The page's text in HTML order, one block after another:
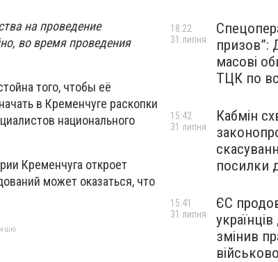
на проведение
во время проведения
того, чтобы её
в Кременчуге раскопки
национального
Кременчуга откроет
может оказаться, что
призов”:
масові
ТЦК по
18:22
31 липня
Кабмін
посилки
15:42
31 липня
ЄС
змінив
15:41
31 липня